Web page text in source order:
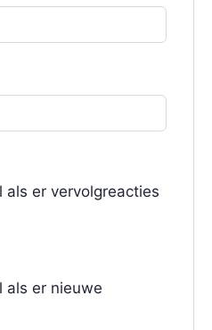
als er vervolgreacties
als er nieuwe